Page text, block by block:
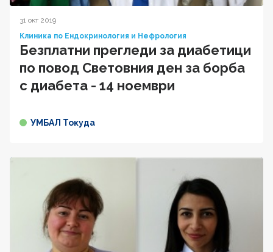
31 окт 2019
Клиника по Ендокринология и Нефрология
Безплатни прегледи за диабетици
по повод Световния ден за борба
с диабета - 14 ноември
УМБАЛ Токуда